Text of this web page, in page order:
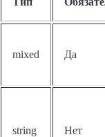
mixed Да
string Нет